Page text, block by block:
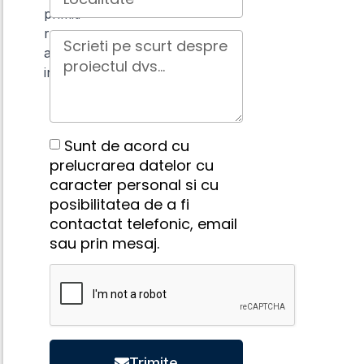
primiti
raspuns
aproape
instant.
Sunt de acord cu
prelucrarea datelor cu
caracter personal si cu
posibilitatea de a fi
contactat telefonic, email
sau prin mesaj.